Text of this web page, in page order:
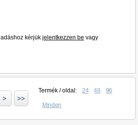
kérjük jelentkezzen be vagy
> >>
Termék / oldal: 24 48 96
Minden